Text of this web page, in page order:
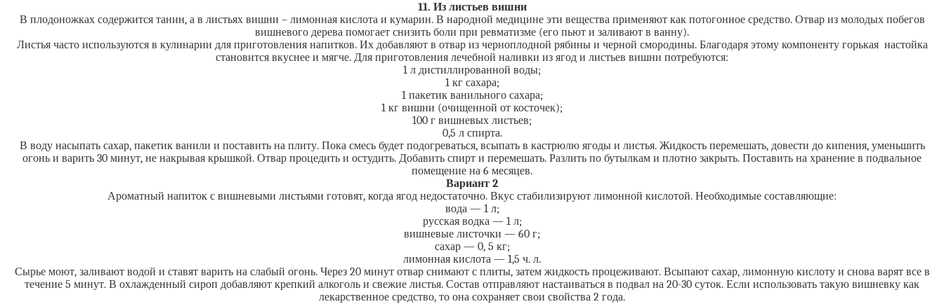
11. Из листьев вишни
В плодоножках содержится танин, а в листьях вишни – лимонная кислота и кумарин. В народной медицине эти вещества применяют как потогонное средство. Отвар из молодых побегов
вишневого дерева помогает снизить боли при ревматизме (его пьют и заливают в ванну).
Листья часто используются в кулинарии для приготовления напитков. Их добавляют в отвар из черноплодной рябины и черной смородины. Благодаря этому компоненту горькая настойка
становится вкуснее и мягче. Для приготовления лечебной наливки из ягод и листьев вишни потребуются:
1 л дистиллированной воды;
1 кг сахара;
1 пакетик ванильного сахара;
1 кг вишни (очищенной от косточек);
100 г вишневых листьев;
0,5 л спирта.
В воду насыпать сахар, пакетик ванили и поставить на плиту. Пока смесь будет подогреваться, всыпать в кастрюлю ягоды и листья. Жидкость перемешать, довести до кипения, уменьшить
огонь и варить 30 минут, не накрывая крышкой. Отвар процедить и остудить. Добавить спирт и перемешать. Разлить по бутылкам и плотно закрыть. Поставить на хранение в подвальное
помещение на 6 месяцев.
Вариант 2
Ароматный напиток с вишневыми листьями готовят, когда ягод недостаточно. Вкус стабилизируют лимонной кислотой. Необходимые составляющие:
вода — 1 л;
русская водка — 1 л;
вишневые листочки — 60 г;
сахар — 0, 5 кг;
лимонная кислота — 1,5 ч. л.
Сырье моют, заливают водой и ставят варить на слабый огонь. Через 20 минут отвар снимают с плиты, затем жидкость процеживают. Всыпают сахар, лимонную кислоту и снова варят все в
течение 5 минут. В охлажденный сироп добавляют крепкий алкоголь и свежие листья. Состав отправляют настаиваться в подвал на 20-30 суток. Если использовать такую вишневку как
лекарственное средство, то она сохраняет свои свойства 2 года.